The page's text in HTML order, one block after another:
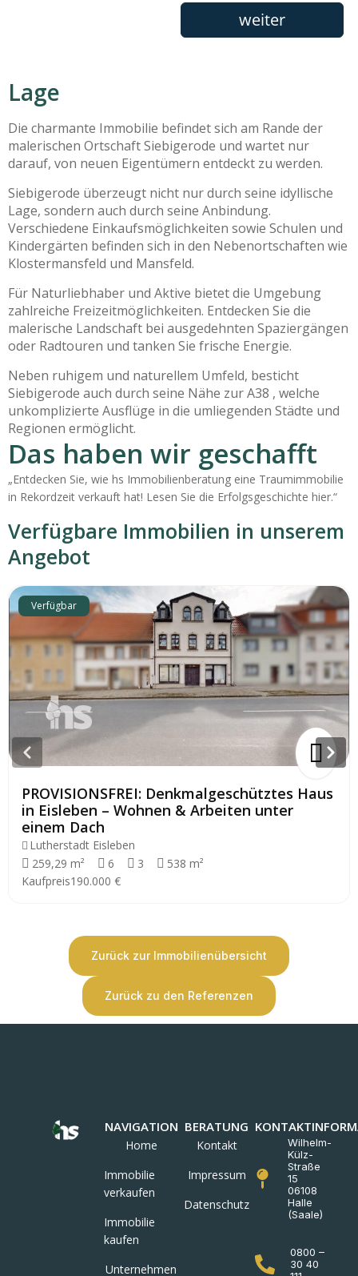
Lage
Die charmante Immobilie befindet sich am Rande der
malerischen Ortschaft Siebigerode und wartet nur
darauf, von neuen Eigentümern entdeckt zu werden.
Siebigerode überzeugt nicht nur durch seine idyllische
Lage, sondern auch durch seine Anbindung.
Verschiedene Einkaufsmöglichkeiten sowie Schulen und
Kindergärten befinden sich in den Nebenortschaften wie
Klostermansfeld und Mansfeld.
Für Naturliebhaber und Aktive bietet die Umgebung
zahlreiche Freizeitmöglichkeiten. Entdecken Sie die
malerische Landschaft bei ausgedehnten Spaziergängen
oder Radtouren und tanken Sie frische Energie.
Neben ruhigem und naturellem Umfeld, besticht
Siebigerode auch durch seine Nähe zur A38 , welche
unkomplizierte Ausflüge in die umliegenden Städte und
Regionen ermöglicht.
Das haben wir geschafft
„Entdecken Sie, wie hs Immobilienberatung eine Traumimmobilie
in Rekordzeit verkauft hat! Lesen Sie die Erfolgsgeschichte hier.“
Verfügbare Immobilien in unserem
Angebot
Verfügbar
PROVISIONSFREI: Denkmalgeschütztes Haus
in Eisleben – Wohnen & Arbeiten unter
einem Dach
Lutherstadt Eisleben
259,29 m²
6 3
538 m²
Kaufpreis190.000 €
Zurück zur Immobilienübersicht
Zurück zu den Referenzen
NAVIGATION
Home
Immobilie
verkaufen
Immobilie
kaufen
Unternehmen
BERATUNG
Kontakt
Impressum
Datenschutz
Wilhelm-
Külz-
Straße
15
06108
Halle
(Saale)
0800 –
30 40